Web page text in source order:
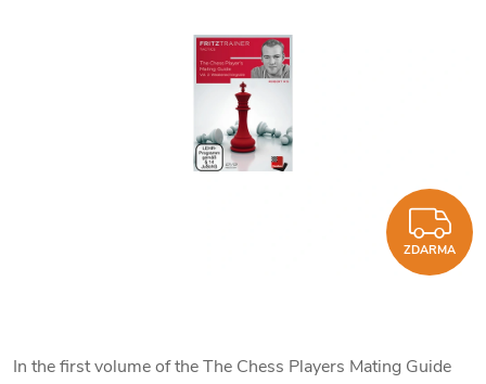
ZDARMA
In the first volume of the The Chess Players Mating Guide